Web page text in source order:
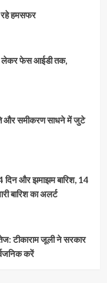
रहे हमसफर
से लेकर फेस आईडी तक,
और समीकरण साधने में जुटे
और झमाझम बारिश, 14
बारिश का अलर्ट
टीकाराम जूली ने सरकार
करें